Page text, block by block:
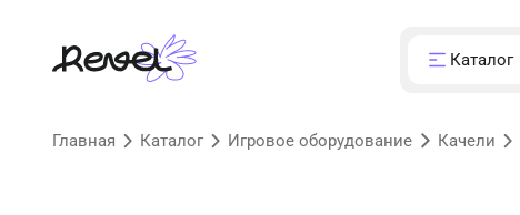
Каталог
Главная Каталог Игровое оборудование Качели